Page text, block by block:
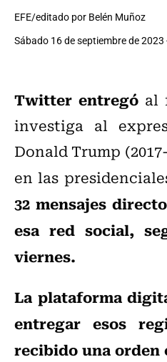
EFE/editado por Belén Muñoz
Sábado 16 de septiembre de 2023
Twitter entregó al
investiga al
Donald Trump
en las
32 mensajes
esa red social,
viernes.
La plataforma
entregar esos
recibido una orden